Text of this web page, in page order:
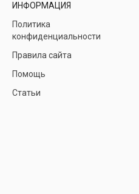
ИНФОРМАЦИЯ
Политика
конфиденциальности
Правила сайта
Помощь
Статьи